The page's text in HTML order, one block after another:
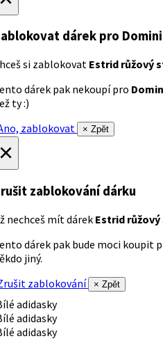
dárek pro
si zablokovat Estrid růžový
dárek pak nekoupí pro
ty :)
zablokovat
× Zpět
zablokování dárku
nechceš mít dárek Estrid
dárek pak bude moci koupit
jiný.
zablokování
× Zpět